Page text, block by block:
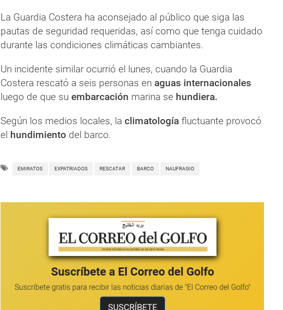
La Guardia Costera ha aconsejado al público que siga las
pautas de seguridad requeridas, así como que tenga cuidado
durante las condiciones climáticas cambiantes.
Un incidente similar ocurrió el lunes, cuando la Guardia
Costera rescató a seis personas en aguas internacionales
luego de que su embarcación marina se hundiera.
Según los medios locales, la climatología fluctuante provocó
el hundimiento del barco.
EMIRATOS EXPATRIADOS RESCATAR BARCO NAUFRAGIO